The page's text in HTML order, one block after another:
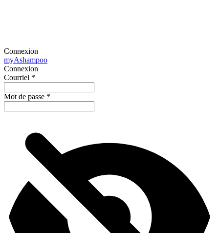
Connexion
myAshampoo
Connexion
Courriel *
Mot de passe *